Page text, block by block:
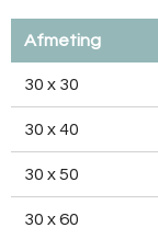
Afmeting
30 x 30
30 x 40
30 x 50
30 x 60